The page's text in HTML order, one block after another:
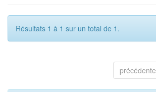
Résultats 1 à 1 sur un total de 1.
précédente